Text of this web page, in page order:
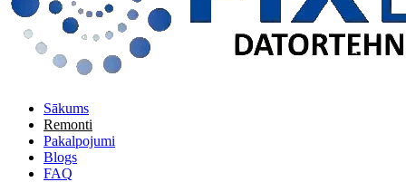
Sākums
Remonti
Pakalpojumi
Blogs
FAQ